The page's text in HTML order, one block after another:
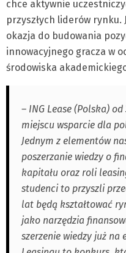
chce aktywnie
przyszłych liderów
okazja do budowania
innowacyjnego gracza w
środowiska
– ING Lease (Polska)
miejscu wsparcie dla
Jednym z elementów
poszerzanie wiedzy o
kapitału oraz roli
studenci to przyszli
lat będą kształtować
jako narzędzia
szerzenie wiedzy już